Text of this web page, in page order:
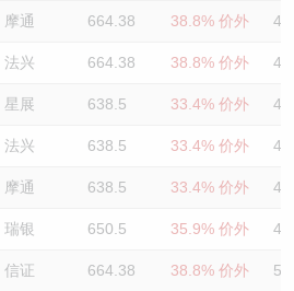
摩通 664.38 38.8% 价外
法兴 664.38 38.8% 价外
星展 638.5 33.4% 价外
法兴 638.5 33.4% 价外
摩通 638.5 33.4% 价外
瑞银 650.5 35.9% 价外 42
信证 664.38 38.8% 价外